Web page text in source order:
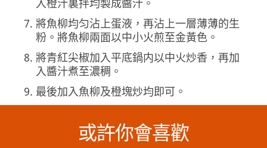
入橙汁裏拌均製成醬汁。
將魚柳均匀沾上蛋液，再沾上一層薄薄的生
粉。將魚柳兩面以中小火煎至金黃色。
將青紅尖椒加入平底鍋内以中火炒香，再加
入醬汁煮至濃稠。
最後加入魚柳及橙塊炒均即可。
或許你會喜歡